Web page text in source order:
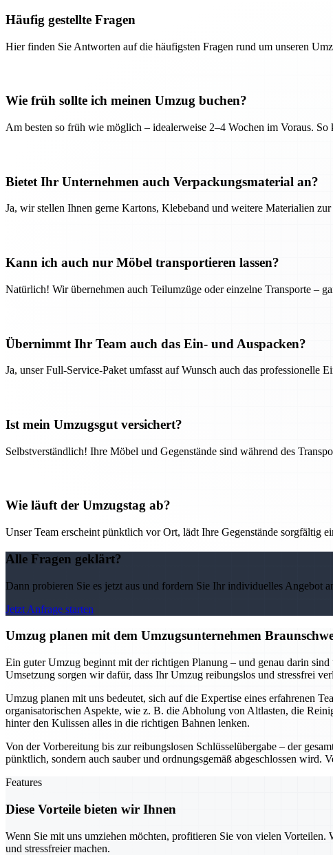
Häufig gestellte Fragen
Hier finden Sie Antworten auf die häufigsten Fragen rund um unseren
Wie früh sollte ich meinen Umzug buchen?
Am besten so früh wie möglich – idealerweise 2–4 Wochen im Voraus.
Bietet Ihr Unternehmen auch Verpackungsmaterial an?
Ja, wir stellen Ihnen gerne Kartons, Klebeband und weitere Materialien
Kann ich auch nur Möbel transportieren lassen?
Natürlich! Wir übernehmen auch Teilumzüge oder einzelne Transporte –
Übernimmt Ihr Team auch das Ein- und Auspacken?
Ja, unser Full-Service-Paket umfasst auf Wunsch auch das professionelle
Ist mein Umzugsgut versichert?
Selbstverständlich! Ihre Möbel und Gegenstände sind während des
Wie läuft der Umzugstag ab?
Unser Team erscheint pünktlich vor Ort, lädt Ihre Gegenstände sorgfältig
Alle Fragen geklärt?
Dann probieren Sie es jetzt aus und fordern Sie Ihr individuelles Angebot
Jetzt Anfrage starten
Umzug planen mit dem Umzugsunternehmen
Ein guter Umzug beginnt mit der richtigen Planung – und genau darin
Umsetzung sorgen wir dafür, dass Ihr Umzug reibungslos und stressfrei
Umzug planen mit uns bedeutet, sich auf die Expertise eines erfahrenen
organisatorischen Aspekte, wie z. B. die Abholung von Altlasten, die
hinter den Kulissen alles in die richtigen Bahnen lenken.
Von der Vorbereitung bis zur reibungslosen Schlüsselübergabe – der
pünktlich, sondern auch sauber und ordnungsgemäß abgeschlossen
Features
Diese Vorteile bieten wir Ihnen
Wenn Sie mit uns umziehen möchten, profitieren Sie von vielen
und stressfreier machen.